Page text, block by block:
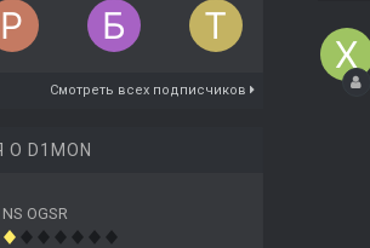
Смотреть всех подписчиков
D1MON
NS OGSR